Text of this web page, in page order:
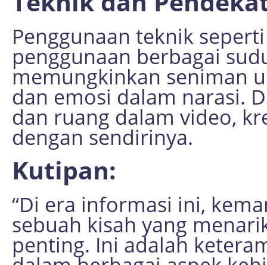
Penggunaan teknik
penggunaan berbagai
memungkinkan seniman
dan emosi dalam narasi.
dan ruang dalam video,
dengan sendirinya.
Kutipan:
“Di era informasi ini,
sebuah kisah yang
penting. Ini adalah